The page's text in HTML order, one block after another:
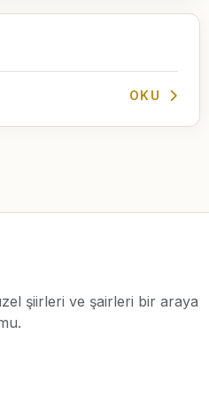
OKU
şiirleri ve şairleri bir araya